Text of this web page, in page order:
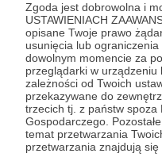
Zgoda jest dobrowolna i
USTAWIENIACH
opisane Twoje prawo
usunięcia lub
dowolnym momencie za
przeglądarki w
zależności od Twoich
przekazywane do
trzecich tj. z państw spoza
Gospodarczego.
temat przetwarzania
przetwarzania znajdują
Zobacz również
Plecak